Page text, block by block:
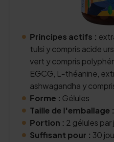
Principes actifs :
tulsi y compris acide
vert y compris
EGCG, L-théanine,
ashwagandha y
Forme : Gélules
Taille de l'emballage :
Portion : 2 gélules par
Suffisant pour : 30